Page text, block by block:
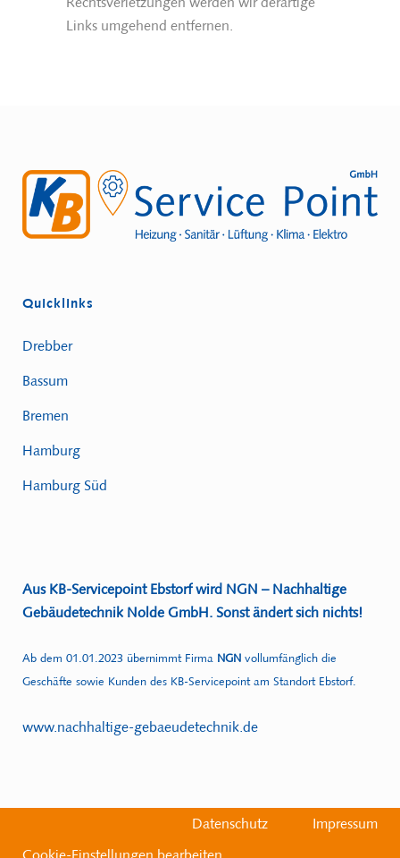
Links umgehend entfernen.
Quicklinks
Drebber
Bassum
Bremen
Hamburg
Hamburg Süd
Aus KB-Servicepoint Ebstorf wird NGN – Nachhaltige
Gebäudetechnik Nolde GmbH. Sonst ändert sich nichts!
Ab dem 01.01.2023 übernimmt Firma NGN vollumfänglich die
Geschäfte sowie Kunden des KB-Servicepoint am Standort Ebstorf.
www.nachhaltige-gebaeudetechnik.de
Impressum
Datenschutz
Cookie-Einstellungen bearbeiten